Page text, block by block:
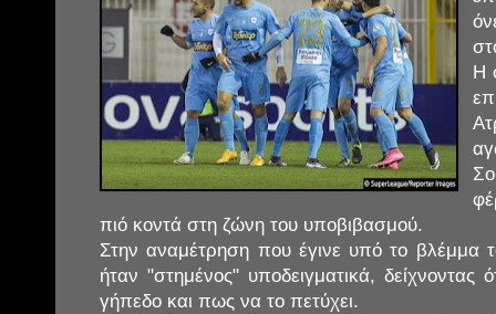
Η
πιό κοντά στη ζώνη του υποβιβασμού.
Στην αναμέτρηση που έγινε υπό το βλέμμα
ήταν "στημένος" υποδειγματικά, δείχνοντας
γήπεδο και πως να το πετύχει.